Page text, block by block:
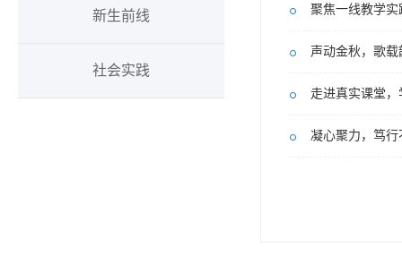
新生前线
社会实践
聚焦一线教学
声动金秋，歌载
走进真实课堂
凝心聚力，笃